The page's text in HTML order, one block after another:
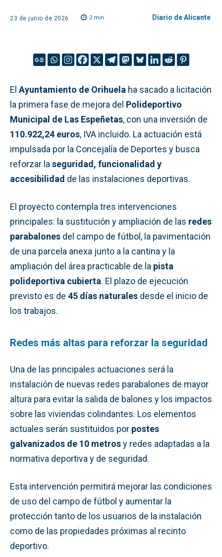
23 de junio de 2026 2min. Diario de Alicante
El Ayuntamiento de Orihuela ha sacado a licitación
la primera fase de mejora del Polideportivo
Municipal de Las Espeñetas, con una inversión de
110.922,24 euros, IVA incluido. La actuación está
impulsada por la Concejalía de Deportes y busca
reforzar la seguridad, funcionalidad y
accesibilidad de las instalaciones deportivas.
El proyecto contempla tres intervenciones
principales: la sustitución y ampliación de las redes
parabalones del campo de fútbol, la pavimentación
de una parcela anexa junto a la cantina y la
ampliación del área practicable de la pista
polideportiva cubierta. El plazo de ejecución
previsto es de 45 días naturales desde el inicio de
los trabajos.
Redes más altas para reforzar la seguridad
Una de las principales actuaciones será la
instalación de nuevas redes parabalones de mayor
altura para evitar la salida de balones y los impactos
sobre las viviendas colindantes. Los elementos
actuales serán sustituidos por postes
galvanizados de 10 metrosy redes adaptadas a la
normativa deportiva y de seguridad.
Esta intervención permitirá mejorar las condiciones
de uso del campo de fútbol y aumentar la
protección tanto de los usuarios de la instalación
como de las propiedades próximas al recinto
deportivo.